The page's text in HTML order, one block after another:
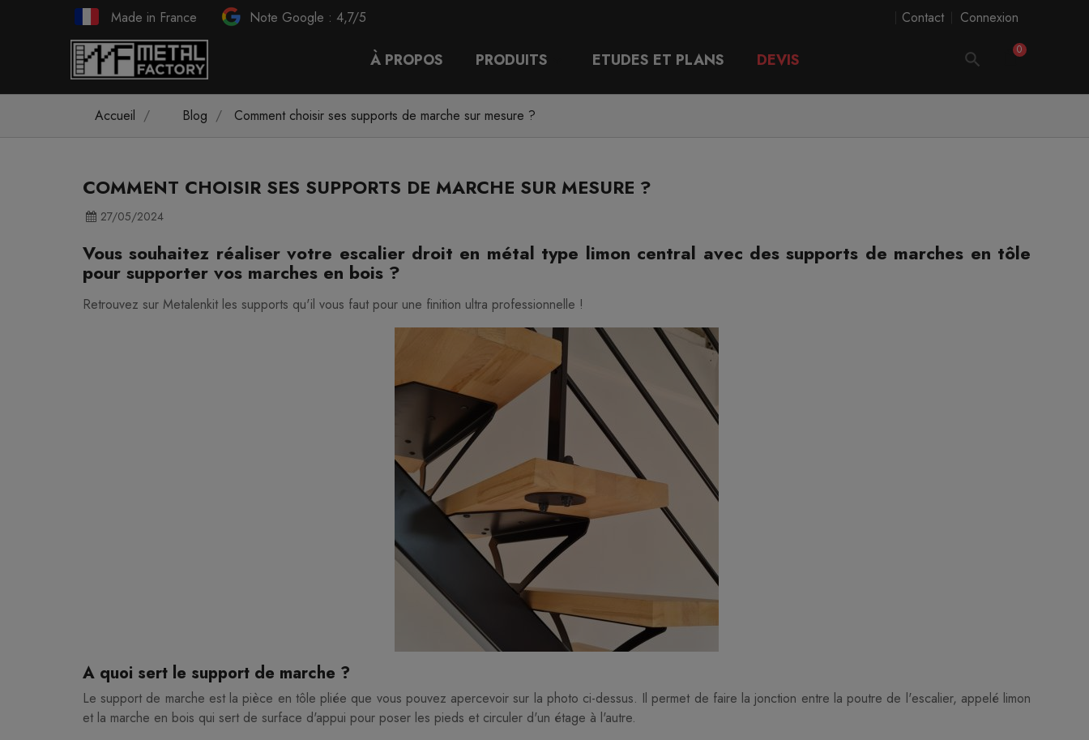
Made in France Note Google : 4,7/5 Contact Connexion
0
À PROPOS PRODUITS ETUDES ET PLANS DEVIS
Accueil Blog Comment choisir ses supports de marche sur mesure ?
COMMENT CHOISIR SES SUPPORTS DE MARCHE SUR MESURE ?
27/05/2024
Vous souhaitez réaliser votre escalier droit en métal type limon central avec des supports de marches en tôle
pour supporter vos marches en bois ?
Retrouvez sur Metalenkit les supports qu'il vous faut pour une finition ultra professionnelle !
A quoi sert le support de marche ?
Le support de marche est la pièce en tôle pliée que vous pouvez apercevoir sur la photo ci-dessus. Il permet de faire la jonction entre la poutre de l'escalier, appelé limon
et la marche en bois qui sert de surface d'appui pour poser les pieds et circuler d'un étage à l'autre.